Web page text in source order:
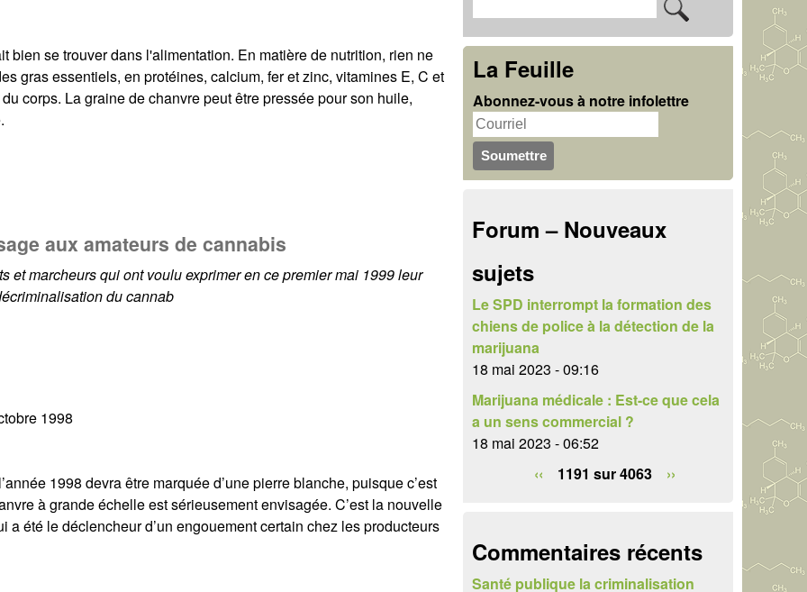
bien se trouver dans l'alimentation. En matière de nutrition, rien ne
gras essentiels, en protéines, calcium, fer et zinc, vitamines E, C et
corps. La graine de chanvre peut être pressée pour son huile,
aux amateurs de cannabis
et marcheurs qui ont voulu exprimer en ce premier mai 1999 leur
du cannab
1998
1998 devra être marquée d’une pierre blanche, puisque c’est
à grande échelle est sérieusement envisagée. C’est la nouvelle
été le déclencheur d’un engouement certain chez les producteurs
F
o
r
m
u
l
i
r
e
d
e
r
e
r
e
c
h
e
r
c
e
La Feuille
Abonnez-vous à notre infolettre
Forum – Nouveaux
sujets
Le SPD interrompt la formation des
chiens de police à la détection de la
marijuana
18 mai 2023 - 09:16
Marijuana médicale : Est-ce que cela
a un sens commercial ?
18 mai 2023 - 06:52
‹‹
1191 sur 4063 ››
Commentaires récents
Santé publique la criminalisation